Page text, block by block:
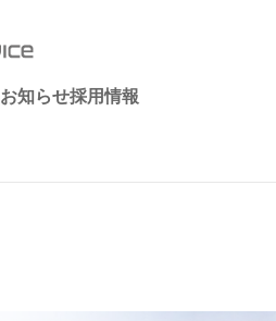
お知らせ採用情報